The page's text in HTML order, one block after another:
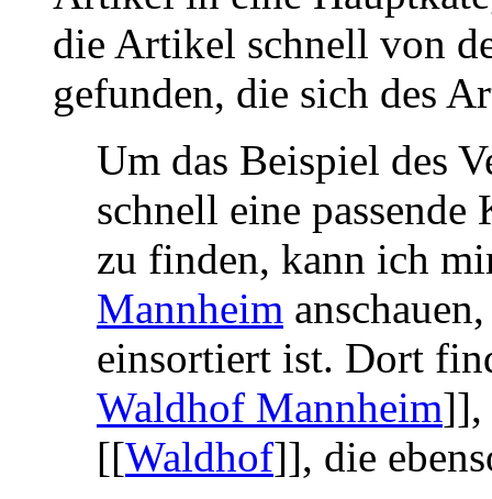
die Artikel schnell von
gefunden, die sich des
Um das Beispiel des
schnell eine
zu finden, kann ich
Mannheim
einsortiert ist. Dort
Waldhof Mannheim]],
[[Waldhof]], die